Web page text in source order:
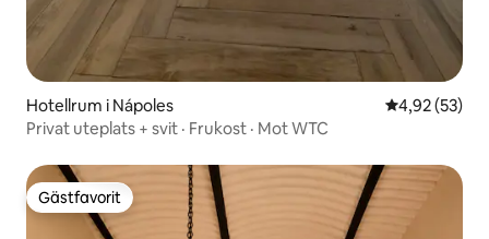
Hotellrum i Nápoles 4,92 av 5 i
4,92 (53)
Privat uteplats + svit · Frukost · Mot WTC
Gästfavorit
Gästfavorit